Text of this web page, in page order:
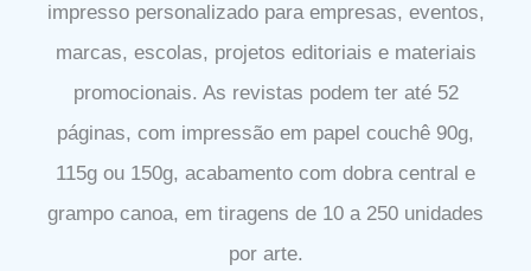
impresso personalizado para empresas, eventos,
marcas, escolas, projetos editoriais e materiais
promocionais. As revistas podem ter até 52
páginas, com impressão em papel couchê 90g,
115g ou 150g, acabamento com dobra central e
grampo canoa, em tiragens de 10 a 250 unidades
por arte.